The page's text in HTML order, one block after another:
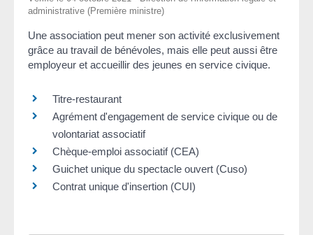
administrative (Première ministre)
Une association peut mener son activité exclusivement
grâce au travail de bénévoles, mais elle peut aussi être
employeur et accueillir des jeunes en service civique.
Titre-restaurant
Agrément d'engagement de service civique ou de
volontariat associatif
Chèque-emploi associatif (CEA)
Guichet unique du spectacle ouvert (Cuso)
Contrat unique d'insertion (CUI)